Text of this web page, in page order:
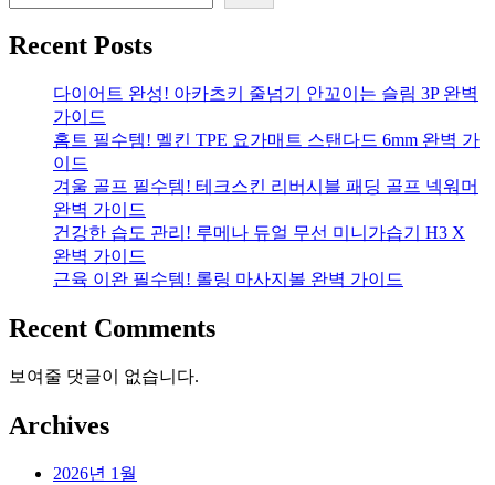
Recent Posts
다이어트 완성! 아카츠키 줄넘기 안꼬이는 슬림 3P 완벽
가이드
홈트 필수템! 멜킨 TPE 요가매트 스탠다드 6mm 완벽 가
이드
겨울 골프 필수템! 테크스킨 리버시블 패딩 골프 넥워머
완벽 가이드
건강한 습도 관리! 루메나 듀얼 무선 미니가습기 H3 X
완벽 가이드
근육 이완 필수템! 롤링 마사지볼 완벽 가이드
Recent Comments
보여줄 댓글이 없습니다.
Archives
2026년 1월